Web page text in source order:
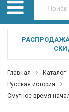
Главная Каталог
Русская история
Смутное время